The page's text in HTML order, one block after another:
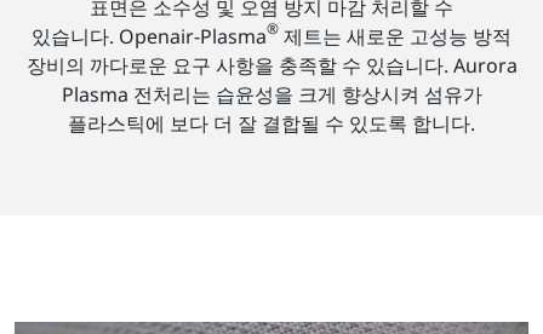
표면은 소수성 및 오염 방지 마감 처리할 수
있습니다. Openair-Plasma® 제트는 새로운 고성능 방적
장비의 까다로운 요구 사항을 충족할 수 있습니다. Aurora
Plasma 전처리는 습윤성을 크게 향상시켜 섬유가
플라스틱에 보다 더 잘 결합될 수 있도록 합니다.